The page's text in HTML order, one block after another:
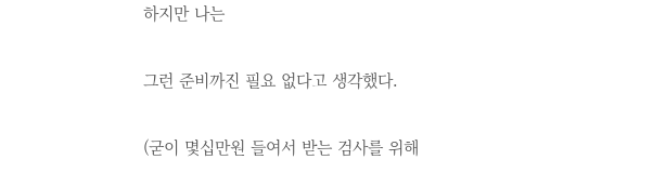
하지만 나는
그런 준비까진 필요 없다고 생각했다.
(굳이 몇십만원 들여서 받는 검사를 위해